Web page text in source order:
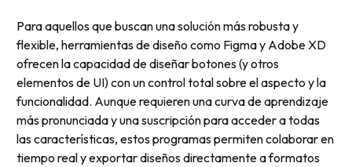
Para aquellos que buscan una solución más robusta y
flexible, herramientas de diseño como Figma y Adobe XD
ofrecen la capacidad de diseñar botones (y otros
elementos de UI) con un control total sobre el aspecto y la
funcionalidad. Aunque requieren una curva de aprendizaje
más pronunciada y una suscripción para acceder a todas
las características, estos programas permiten colaborar en
tiempo real y exportar diseños directamente a formatos